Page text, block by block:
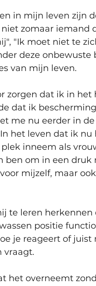
in mijn leven zijn
zomaar iemand
"Ik moet niet te
deze onbewuste
van mijn leven.
zorgen dat ik in het
dat ik
me nu eerder in
het leven dat ik nu
inneem als
ben om in een druk
mijzelf, maar
te leren herkennen
positie
je reageert of juist
vraagt.
het overneemt